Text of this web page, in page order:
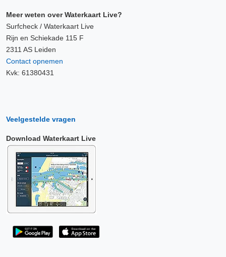
Meer weten over Waterkaart Live?
Surfcheck / Waterkaart Live
Rijn en Schiekade 115 F
2311 AS Leiden
Contact opnemen
Kvk: 61380431
Veelgestelde vragen
Download Waterkaart Live